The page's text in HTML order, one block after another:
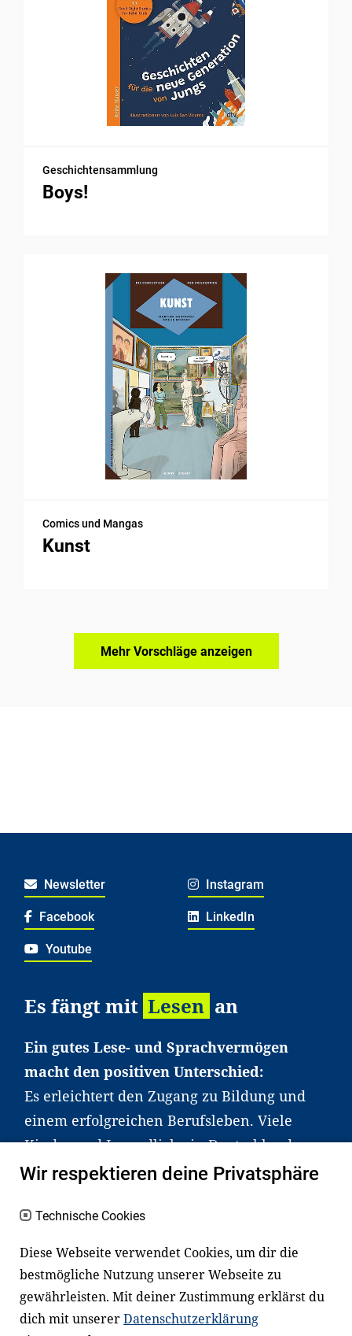
Geschichtensammlung
Boys!
Comics und Mangas
Kunst
Mehr Vorschläge anzeigen
Newsletter Instagram
Facebook LinkedIn
Youtube
Es fängt mit Lesen an
Ein gutes Lese- und Sprachvermögen
macht den positiven Unterschied:
Es erleichtert den Zugang zu Bildung und
einem erfolgreichen Berufsleben. Viele
Kinder und Jugendliche in Deutschland
haben aber große Schwierigkeiten dabei.
an Familien sowie an Erzieher*innen,
Lehrer*innen und andere
Fachexpert*innen. Dafür arbeiten wir eng
mit Ministerien, wissenschaftlichen
Einrichtungen, Verbänden, Unternehmen
Wir respektieren deine Privatsphäre
Technische Cookies
Diese Webseite verwendet Cookies, um dir die
bestmögliche Nutzung unserer Webseite zu
gewährleisten. Mit deiner Zustimmung erklärst du
dich mit unsererDatenschutzerklärung